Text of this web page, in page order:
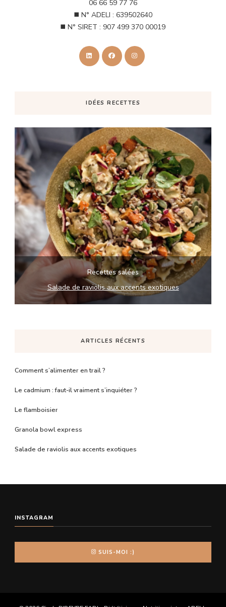
06 66 59 77 76
◼️ N° ADELI : 639502640
◼️ N° SIRET : 907 499 370 00019
IDÉES RECETTES
Recettes salées
Salade de raviolis aux accents exotiques
ARTICLES RÉCENTS
Comment s’alimenter en trail ?
Le cadmium : faut-il vraiment s’inquiéter ?
Le flamboisier
Granola bowl express
Salade de raviolis aux accents exotiques
INSTAGRAM
SUIS-MOI :)